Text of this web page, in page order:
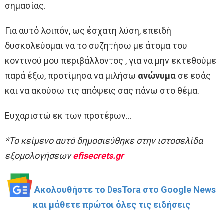
σημασίας.
Για αυτό λοιπόν, ως έσχατη λύση, επειδή
δυσκολεύομαι να το συζητήσω με άτομα του
κοντινού μου περιβάλλοντος , για να μην εκτεθούμε
παρά έξω, προτίμησα να μιλήσω ανώνυμα σε εσάς
και να ακούσω τις απόψεις σας πάνω στο θέμα.
Ευχαριστώ εκ των προτέρων…
*To κείμενο αυτό δημοσιεύθηκε στην ιστοσελίδα
εξομολογήσεωνefisecrets.gr
Ακολουθήστε το DesTora στο Google News
και μάθετε πρώτοι όλες τις ειδήσεις